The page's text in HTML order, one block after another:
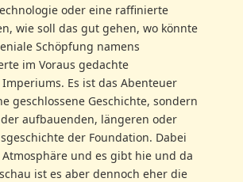
oder eine raffinierte
wie soll das gut gehen, wo könnte
Schöpfung namens
im Voraus gedachte
Es ist das Abenteuer
geschlossene Geschichte, sondern
aufbauenden, längeren oder
der Foundation. Dabei
und es gibt hie und da
ist es aber dennoch eher die